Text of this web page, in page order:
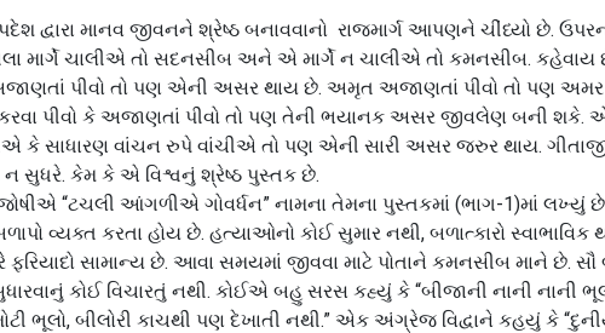
દ્વારા માનવ જીવનને શ્રેષ્ઠ બનાવવાનો રાજમાર્ગ આપણને ચીંધ્યો છે. ઉપરના
માર્ગે ચાલીએ તો સદનસીબ અને એ માર્ગે ન ચાલીએ તો કમનસીબ.
પીવો તો પણ એની અસર થાય છે. અમૃત અજાણતાં પીવો તો પણ અમર
પીવો કે અજાણતાં પીવો તો પણ તેની ભયાનક અસર જીવલેણ બની શકે.
કે સાધારણ વાંચન રુપે વાંચીએ તો પણ એની સારી અસર જરુર થાય.
સુધરે. કેમ કે એ વિશ્વનું શ્રેષ્ઠ પુસ્તક છે.
“ટચલી આંગળીએ ગોવર્ધન” નામના તેમના પુસ્તકમાં (ભાગ-1)માં લખ્યું છે
વ્યક્ત કરતા હોય છે. હત્યાઓનો કોઈ સુમાર નથી, બળાત્કારો સ્વાભાવિક
સામાન્ય છે. આવા સમયમાં જીવવા માટે પોતાને કમનસીબ માને છે. સૌ
કોઈ વિચારતું નથી. કોઈએ બહુ સરસ કહ્યું કે “બીજાની નાની નાની
ભૂલો, બીલોરી કાચથી પણ દેખાતી નથી.” એક અંગ્રેજ વિદ્વાને કહયું કે